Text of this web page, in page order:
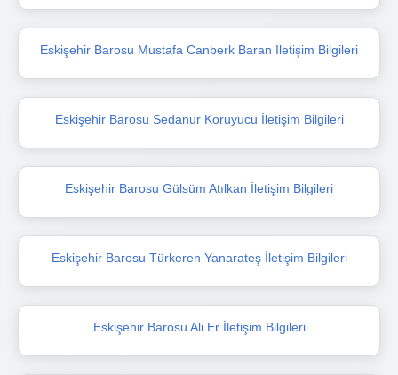
Eskişehir Barosu Mustafa Canberk Baran İletişim Bilgileri
Eskişehir Barosu Sedanur Koruyucu İletişim Bilgileri
Eskişehir Barosu Gülsüm Atılkan İletişim Bilgileri
Eskişehir Barosu Türkeren Yanarateş İletişim Bilgileri
Eskişehir Barosu Ali Er İletişim Bilgileri